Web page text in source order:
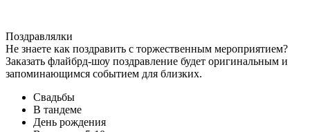
Поздравлялки
Не знаете как поздравить с торжественным мероприятием?
Заказать флайбрд-шоу поздравление будет оригинальным и
запоминающимся событием для близких.
Свадьбы
В тандеме
День рождения